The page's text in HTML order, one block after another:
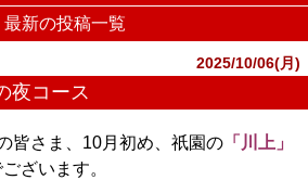
最新の投稿一覧
2025/10/06(月)
夜コース
皆さま、10月初め、祇園の「川上」
ざいます。